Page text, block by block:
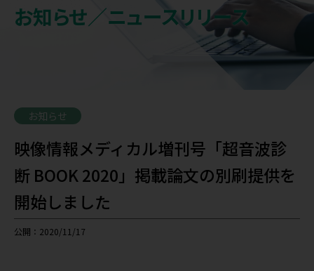
お知らせ／ニュースリリース
お知らせ
映像情報メディカル増刊号「超音波診
断 BOOK 2020」掲載論文の別刷提供を
開始しました
公開：2020/11/17